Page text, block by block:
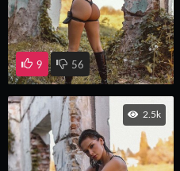
9 56
2.5k